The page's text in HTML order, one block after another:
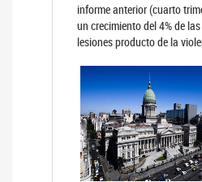
informe anterior (cuarto
un crecimiento del 4% de
lesiones producto de la